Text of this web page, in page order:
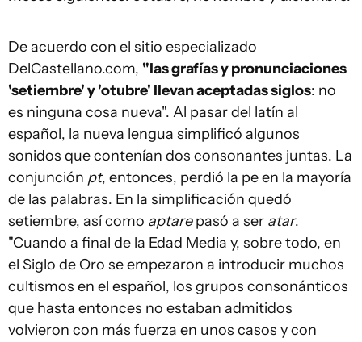
De acuerdo con el sitio especializado
DelCastellano.com, "las grafías y pronunciaciones
'setiembre' y 'otubre' llevan aceptadas siglos: no
es ninguna cosa nueva". Al pasar del latín al
español, la nueva lengua simplificó algunos
sonidos que contenían dos consonantes juntas. La
conjunción pt, entonces, perdió la pe en la mayoría
de las palabras. En la simplificación quedó
setiembre, así como aptarepasó a ser atar.
"Cuando a final de la Edad Media y, sobre todo, en
el Siglo de Oro se empezaron a introducir muchos
cultismos en el español, los grupos consonánticos
que hasta entonces no estaban admitidos
volvieron con más fuerza en unos casos y con